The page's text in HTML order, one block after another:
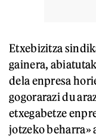
Etxebizitza
gainera,
dela enpresa
gogorarazi du
etxegabetze
jotzeko beharra»